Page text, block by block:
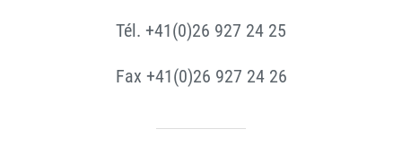
Tél. +41(0)26 927 24 25
Fax +41(0)26 927 24 26